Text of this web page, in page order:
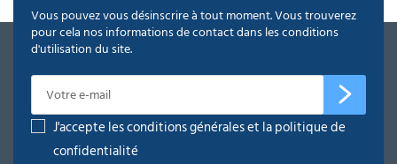
Vous pouvez vous désinscrire à tout moment. Vous trouverez
pour cela nos informations de contact dans les conditions
d'utilisation du site.
J'accepte les conditions générales et la politique de
confidentialité